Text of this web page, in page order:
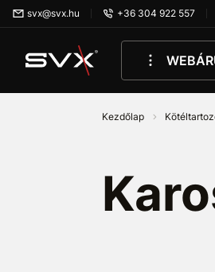
Ugrás az oldal fő részéhez
svx@svx.hu +36 304 922 557
Kezdőlap